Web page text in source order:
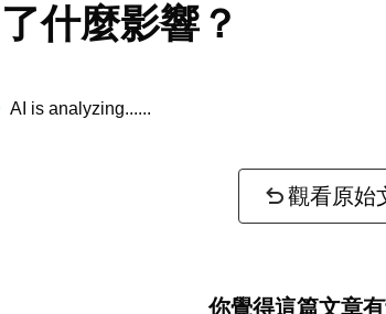
了什麼影響？
AI is analyzing...
觀看原始
你覺得這篇文章